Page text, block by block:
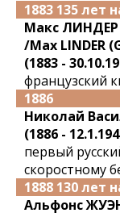
1883 135 лет
Макс ЛИНДЕР
/Max LINDER
(1883 -
французский
1886
Николай
(1886 -
первый
скоростному
1888 130 лет
Альфонс